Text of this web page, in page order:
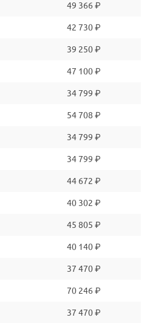
49 366 ₽
42 730 ₽
39 250 ₽
47 100 ₽
34 799 ₽
54 708 ₽
34 799 ₽
34 799 ₽
44 672 ₽
40 302 ₽
45 805 ₽
40 140 ₽
37 470 ₽
70 246 ₽
37 470 ₽